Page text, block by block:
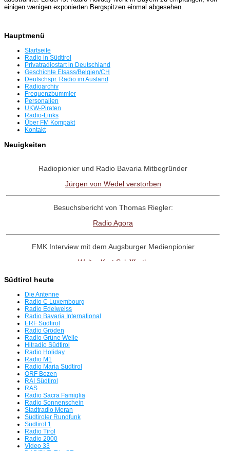
einigen wenigen ex­ponierten Bergspitzen einmal ab­gesehen.
Hauptmenü
Startseite
Radio in Südtirol
Privatradiostart in Deutschland
Geschichte Elsass/Belgien/CH
Deutschspr. Radio im Ausland
Radioarchiv
Frequenzbummler
Personalien
UKW-Piraten
Radio-Links
Über FM Kompakt
Kontakt
Neuigkeiten
Radiopionier und Radio Bavaria Mitbegründer
Jürgen von Wedel verstorben
Besuchsbericht von Thomas Riegler:
Radio Agora
FMK Interview mit dem Augsburger Medienpionier
Walter Kurt Schilffarth
Antenne Austria Memorial Fanpage
Interview mit dem Radio UNO-Pionier
Tag der offenen Tür in Freimann
Radio Bavaria International plant für 8.8.26 eine Rückkehr auf
Südtirol heute
Die Antenne
Radio C Luxembourg
Radio Edelweiss
Radio Bavaria International
ERF Südtirol
Radio Gröden
Radio Grüne Welle
Hitradio Südtirol
Radio Holiday
Radio M1
Radio Maria Südtirol
ORF Bozen
RAI Südtirol
RAS
Radio Sacra Famiglia
Radio Sonnenschein
Stadtradio Meran
Südtiroler Rundfunk
Südtirol 1
Radio Tirol
Radio 2000
Video 33